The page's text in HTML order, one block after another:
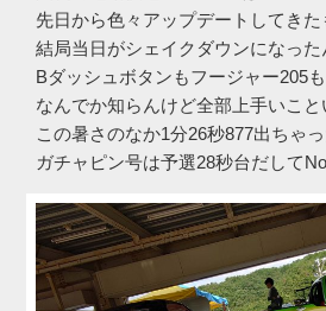
先日から色々アップデートしてきた
結局当日がシェイクダウンになった
Bダッシュボタンもフージャー205も
なんでか知らんけど全部上手いこと
この暑さのなか1分26秒877出ちゃ
ガチャピン号は予選28秒台だして